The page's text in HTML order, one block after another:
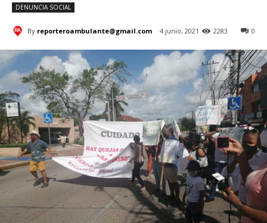
DENUNCIA SOCIAL
By reporteroambulante@gmail.com 4 junio, 2021 0
2283